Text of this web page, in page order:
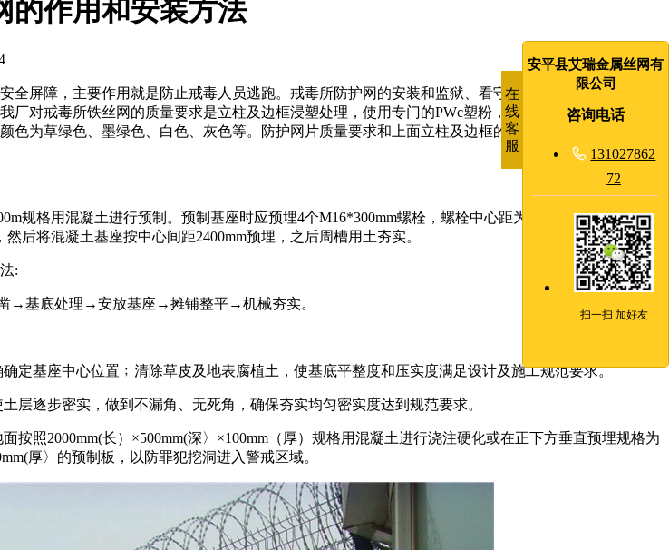
的作用和安装方法
全屏障，主要作用就是防止戒毒人员逃跑。戒毒所防护网的安装和监狱、看守所是一样的，主要是大
厂对戒毒所铁丝网的质量要求是立柱及边框浸塑处理，使用专门的PWc塑粉，表面做到无针孔、开
色为草绿色、墨绿色、白色、灰色等。防护网片质量要求和上面立柱及边框的浸塑方式是一样的。焊
规格用混凝土进行预制。预制基座时应预埋4个M16*300mm螺栓，螺栓中心距为160mm*160mm。现
然后将混凝土基座按中心间距2400mm预埋，之后周槽用土夯实。
:
→基底处理→安放基座→摊铺整平→机械夯实。
定基座中心位置﹔清除草皮及地表腐植土，使基底平整度和压实度满足设计及施工规范要求。
层逐步密实，做到不漏角、无死角，确保夯实均匀密实度达到规范要求。
按照2000mm(长）×500mm(深〉×100mm（厚）规格用混凝土进行浇注硬化或在正下方垂直预埋规格为
厚〉的预制板，以防罪犯挖洞进入警戒区域。
在
线
客
服
安平县艾瑞金属丝网有
限公司
咨询电话
 131027862
72
扫一扫 加好友